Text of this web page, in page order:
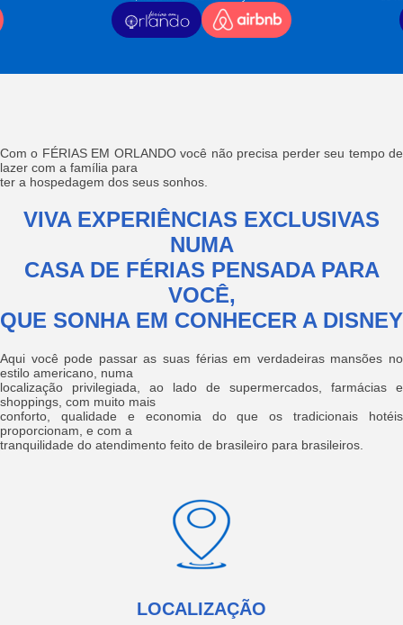
Com o FÉRIAS EM ORLANDO você não precisa perder seu tempo de
lazer com a família para
ter a hospedagem dos seus sonhos.
VIVA EXPERIÊNCIAS EXCLUSIVAS
NUMA
CASA DE FÉRIAS PENSADA PARA
VOCÊ,
QUE SONHA EM CONHECER A DISNEY
Aqui você pode passar as suas férias em verdadeiras mansões no
estilo americano, numa
localização privilegiada, ao lado de supermercados, farmácias e
shoppings, com muito mais
conforto, qualidade e economia do que os tradicionais hotéis
proporcionam, e com a
tranquilidade do atendimento feito de brasileiro para brasileiros.
LOCALIZAÇÃO